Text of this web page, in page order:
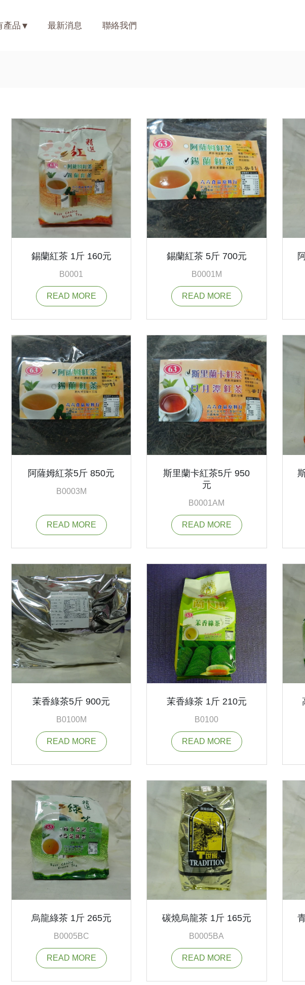
產品 最新消息 聯絡我們
錫蘭紅茶 1斤 160元
B0001
READ MORE
錫蘭紅茶 5斤 700元
B0001M
READ MORE
阿薩姆紅茶5斤 850元
B0003M
READ MORE
斯里蘭卡紅茶5斤 950
元
B0001AM
READ MORE
茉香綠茶5斤 900元
B0100M
READ MORE
茉香綠茶 1斤 210元
B0100
READ MORE
烏龍綠茶 1斤 265元
B0005BC
READ MORE
碳燒烏龍茶 1斤 165元
B0005BA
READ MORE